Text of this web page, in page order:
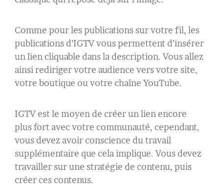
Comme pour les publications sur votre fil, les
publications d’IGTV vous permettent d’insérer
un lien cliquable dans la description. Vous allez
ainsi rediriger votre audience vers votre site,
votre boutique ou votre chaîne YouTube.
IGTV est le moyen de créer un lien encore
plus fort avec votre communauté, cependant,
vous devez avoir conscience du travail
supplémentaire que cela implique. Vous devez
travailler sur une stratégie de contenu, puis
créer ces contenus.